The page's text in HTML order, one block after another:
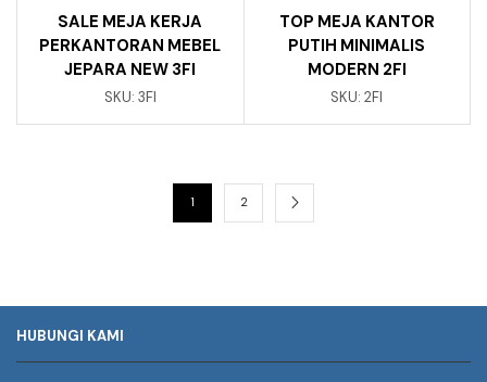
SALE MEJA KERJA
PERKANTORAN MEBEL
JEPARA NEW 3FI
SKU: 3FI
TOP MEJA KANTOR
PUTIH MINIMALIS
MODERN 2FI
SKU:2FI
1 2
HUBUNGI KAMI